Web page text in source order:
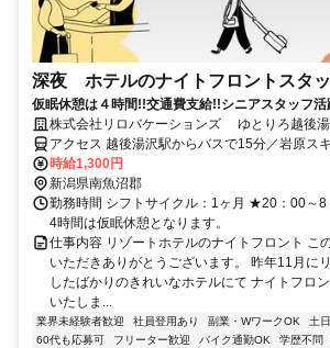
深夜 ホテルのナイトフロントスタ
仮眠休憩は４時間!!交通費支給!!シニアスタッフ活
株式会社リロバケーションズ ゆとりろ越後
アクセス 越後湯沢駅からバスで15分／岩原ス
／車通勤OK／交通費規定内支給
時給1,300円
新潟県南魚沼郡
勤務時間 シフトサイクル：1ヶ月 ★20：00～
4時間は仮眠休憩となります。
仕事内容 リゾートホテルのナイトフロント こ
いただきありがとうございます。 昨年11月に
したばかりのきれいなホテルにて ナイトフロ
いたしま...
業界未経験者歓迎 社員登用あり 副業・WワークOK
土
60代も応募可
フリーター歓迎 バイク通勤OK 学歴不問